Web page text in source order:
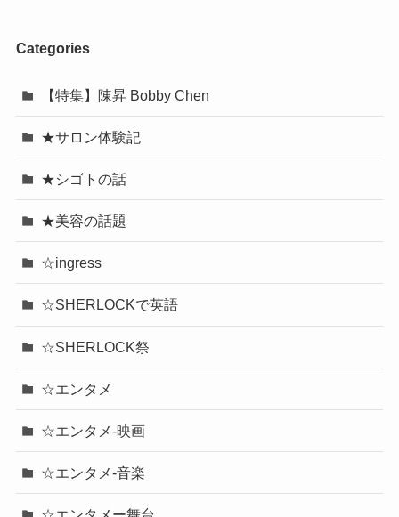
Categories
【特集】陳昇 Bobby Chen
★サロン体験記
★シゴトの話
★美容の話題
☆ingress
☆SHERLOCKで英語
☆SHERLOCK祭
☆エンタメ
☆エンタメ-映画
☆エンタメ-音楽